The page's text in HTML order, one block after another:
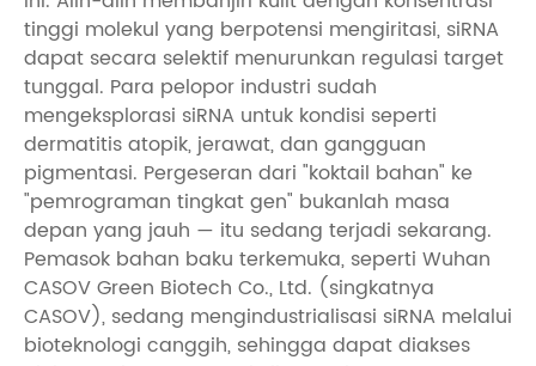
tinggi molekul yang berpotensi mengiritasi, siRNA
dapat secara selektif menurunkan regulasi target
tunggal. Para pelopor industri sudah
mengeksplorasi siRNA untuk kondisi seperti
dermatitis atopik, jerawat, dan gangguan
pigmentasi. Pergeseran dari "koktail bahan" ke
"pemrograman tingkat gen" bukanlah masa
depan yang jauh — itu sedang terjadi sekarang.
Pemasok bahan baku terkemuka, seperti Wuhan
CASOV Green Biotech Co., Ltd. (singkatnya
CASOV), sedang mengindustrialisasi siRNA melalui
bioteknologi canggih, sehingga dapat diakses